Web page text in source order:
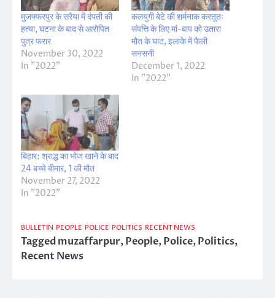
मुजफ्फरपुर के सरैया में दंपती की
हत्या, घटना के बाद से आरोपित
पुत्र फरार
November 30, 2022
In "2022"
कलयुगी बेटे की शर्मनाक करतूतः
संपत्ति के लिए मां-बाप को उतारा
मौत के घाट, इलाके में फैली
सनसनी
December 1, 2022
In "2022"
बिहार: श्राद्ध का भोज खाने के बाद
24 बच्चे बीमार, 1 की मौत
November 27, 2022
In "2022"
BULLETIN PEOPLE POLICE POLITICS RECENT NEWS
Taggedmuzaffarpur,People,Police,Politics,
Recent News